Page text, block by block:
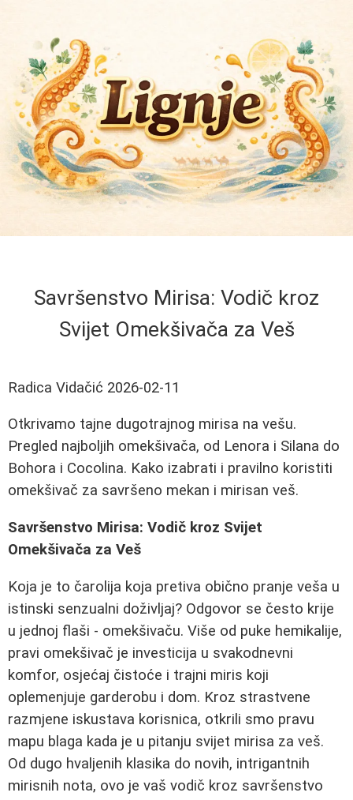
Savršenstvo Mirisa: Vodič kroz
Svijet Omekšivača za Veš
Radica Vidačić 2026-02-11
Otkrivamo tajne dugotrajnog mirisa na vešu.
Pregled najboljih omekšivača, od Lenora i Silana do
Bohora i Cocolina. Kako izabrati i pravilno koristiti
omekšivač za savršeno mekan i mirisan veš.
Savršenstvo Mirisa: Vodič kroz Svijet
Omekšivača za Veš
Koja je to čarolija koja pretiva obično pranje veša u
istinski senzualni doživljaj? Odgovor se često krije
u jednoj flaši - omekšivaču. Više od puke hemikalije,
pravi omekšivač je investicija u svakodnevni
komfor, osjećaj čistoće i trajni miris koji
oplemenjuje garderobu i dom. Kroz strastvene
razmjene iskustava korisnica, otkrili smo pravu
mapu blaga kada je u pitanju svijet mirisa za veš.
Od dugo hvaljenih klasika do novih, intrigantnih
mirisnih nota, ovo je vaš vodič kroz savršenstvo